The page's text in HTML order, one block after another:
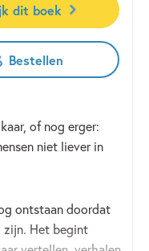
dit boek
Bestellen
of nog erger:
niet liever in
ontstaan doordat
zijn. Het begint